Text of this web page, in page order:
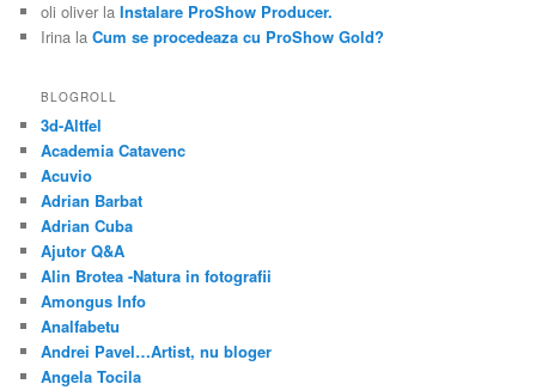
oli oliver laInstalare ProShow Producer.
Irina laCum se procedeaza cu ProShow Gold?
BLOGROLL
3d-Altfel
Academia Catavenc
Acuvio
Adrian Barbat
Adrian Cuba
Ajutor Q&A
Alin Brotea -Natura in fotografii
Amongus Info
Analfabetu
Andrei Pavel…Artist, nu bloger
Angela Tocila